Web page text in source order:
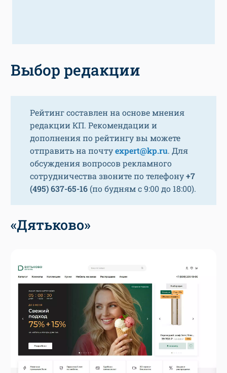
Выбор редакции
Рейтинг составлен на основе мнения
редакции КП. Рекомендации и
дополнения по рейтингу вы можете
отправить на почтуexpert@kp.ru. Для
обсуждения вопросов рекламного
сотрудничества звоните по телефону+7
(495) 637-65-16 (по будням с 9:00 до 18:00).
«Дятьково»